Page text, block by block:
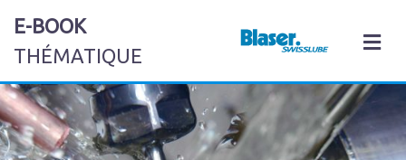
E-BOOK
THÉMATIQUE